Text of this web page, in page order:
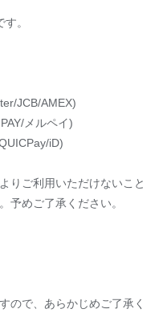
。
JCB/AMEX)
メルペイ)
iD)
りご利用いただけないこと
予めご了承ください。
ので、あらかじめご了承く